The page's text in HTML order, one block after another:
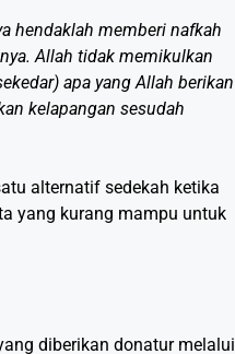
hendaklah memberi nafkah
Allah tidak memikulkan
apa yang Allah berikan
kelapangan sesudah
alternatif sedekah ketika
yang kurang mampu untuk
diberikan donatur melalui